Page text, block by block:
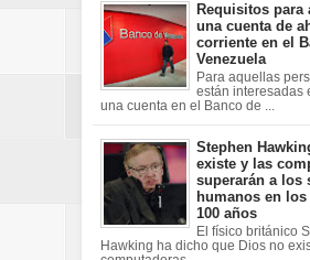
Requisitos para
una cuenta de
corriente en el
Venezuela
Para aquellas
están interesadas
una cuenta en el Banco de ...
Stephen
existe y las
superarán a los
humanos en
100 años
El físico británico
Hawking ha dicho que Dios no